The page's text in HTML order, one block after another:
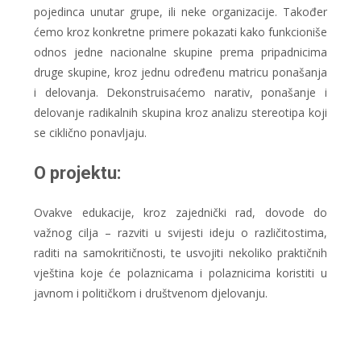
pojedinca unutar grupe, ili neke organizacije. Također
ćemo kroz konkretne primere pokazati kako funkcioniše
odnos jedne nacionalne skupine prema pripadnicima
druge skupine, kroz jednu određenu matricu ponašanja
i delovanja. Dekonstruisaćemo narativ, ponašanje i
delovanje radikalnih skupina kroz analizu stereotipa koji
se ciklično ponavljaju.
O projektu:
Ovakve edukacije, kroz zajednički rad, dovode do
važnog cilja – razviti u svijesti ideju o različitostima,
raditi na samokritičnosti, te usvojiti nekoliko praktičnih
vještina koje će polaznicama i polaznicima koristiti u
javnom i političkom i društvenom djelovanju.